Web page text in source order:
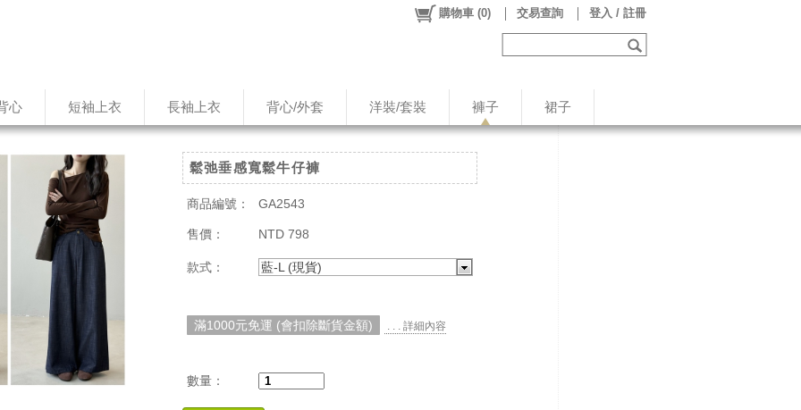
心 短袖上衣 長袖上衣 背心/外套 洋裝/套裝 褲子 裙子
購物車 (0) 交易查詢 登入 / 註冊
鬆弛垂感寬鬆牛仔褲
商品編號： GA2543
售價： NTD 798
款式： 藍-L (現貨)
滿1000元免運 (會扣除斷貨金額) . . . 詳細內容
數量：